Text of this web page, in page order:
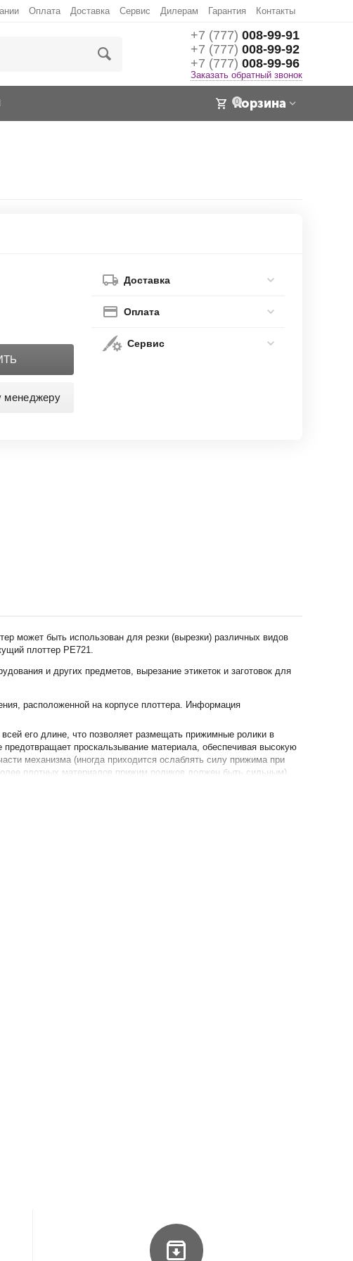
Оплата Доставка Сервис Дилерам Гарантия Контакты
+7 (777) 008-99-91
+7 (777) 008-99-92
+7 (777) 008-99-96
Заказать обратный звонок
0
Корзина
менеджеру
Доставка
Оплата
Сервис
может быть использован для резки (вырезки) различных видов
плоттер PE721.
и других предметов, вырезание этикеток и заготовок для
расположенной на корпусе плоттера. Информация
его длине, что позволяет размещать прижимные ролики в
проскальзывание материала, обеспечивая высокую
механизма (иногда приходится ослаблять силу прижима при
плотных материалов прижим роликов должен быть сильным).
плоттера PE721 с компьютером осуществляется через USB
улице, на стенах, окнах, резки фотографий и пр.